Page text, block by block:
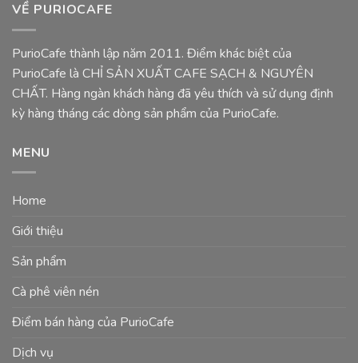
VỀ PURIOCAFE
PurioCafe thành lập năm 2011. Điểm khác biệt của
PurioCafe là CHỈ SẢN XUẤT CAFE SẠCH & NGUYÊN
CHẤT. Hàng ngàn khách hàng đã yêu thích và sử dụng định
kỳ hàng tháng các dòng sản phẩm của PurioCafe.
MENU
Home
Giới thiệu
Sản phẩm
Cà phê viên nén
Điểm bán hàng của PurioCafe
Dịch vụ